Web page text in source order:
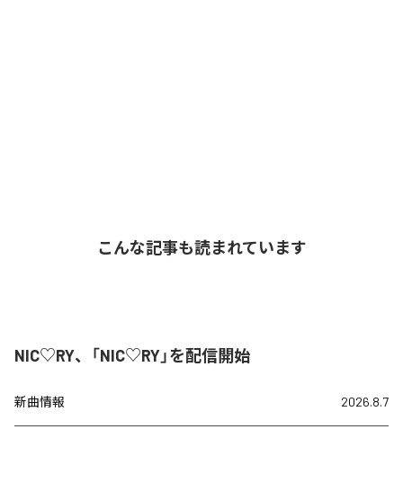
こんな記事も読まれています
NIC♡RY、「NIC♡RY」を配信開始
新曲情報 2026.8.7